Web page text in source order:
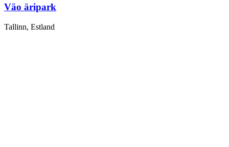
Väo äripark
Tallinn, Estland